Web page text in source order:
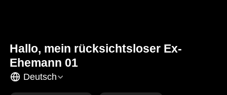
Hallo, mein rücksichtsloser Ex-
Ehemann 01
Deutsch